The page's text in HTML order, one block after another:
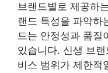
브랜드별로 제공하
랜드 특성을 파악하
드는 안정성과 품질
있습니다. 신생 브
비스 범위가 제한적